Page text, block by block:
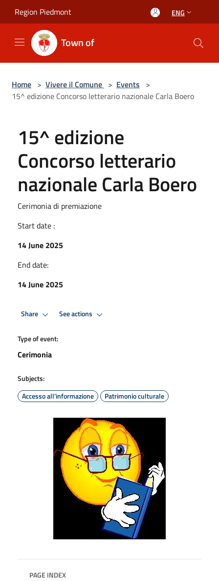
Region Piedmont ENG
Town of
Home > Vivere il Comune > Events >
15^ edizione Concorso letterario nazionale Carla Boero
15^ edizione
Concorso letterario
nazionale Carla Boero
Cerimonia di premiazione
Start date :
14 June 2025
End date:
14 June 2025
Share See actions
Type of event:
Cerimonia
Subjects:
Accesso all'informazione
Patrimonio culturale
PAGE INDEX